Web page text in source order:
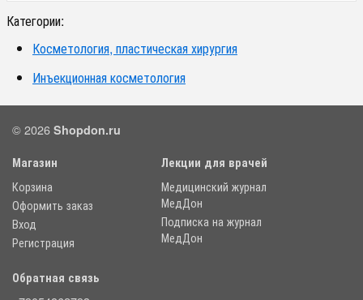
Категории:
Косметология, пластическая хирургия
Инъекционная косметология
© 2026 Shopdon.ru
Магазин
Корзина
Оформить заказ
Вход
Регистрация
Лекции для врачей
Медицинский журнал
МедДон
Подписка на журнал
МедДон
Обратная связь